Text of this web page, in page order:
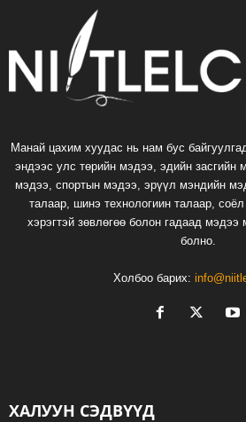
Манай цахим хуудас нь нам бус
эндээс улс төрийн мэдээ, эдийн засгийн
мэдээ, спортын мэдээ, эрүүл мэндийн
талаар, шинэ технологиин талаар,
хэрэгтэй зөвлөгөө болон гадаад
болно.
Холбоо барих:
ХАЛУУН СЭДВҮҮД